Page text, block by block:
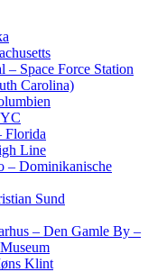
– Space Force Station
Carolina)
Florida
Line
– Dominikanische
Sund
– Den Gamle By –
Klint